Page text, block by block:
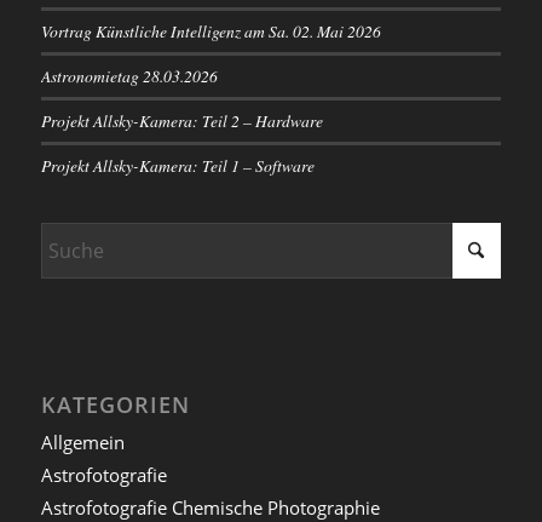
Vortrag Künstliche Intelligenz am Sa. 02. Mai 2026
Astronomietag 28.03.2026
Projekt Allsky-Kamera: Teil 2 – Hardware
Projekt Allsky-Kamera: Teil 1 – Software
KATEGORIEN
Allgemein
Astrofotografie
Astrofotografie Chemische Photographie